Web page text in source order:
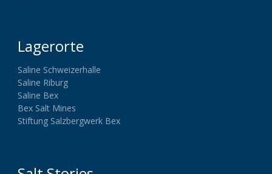
Lagerorte
Saline Schweizerhalle
Saline Riburg
Saline Bex
Bex Salt Mines
Stiftung Salzbergwerk Bex